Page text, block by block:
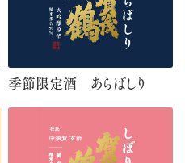
季節限定酒 あらばしり